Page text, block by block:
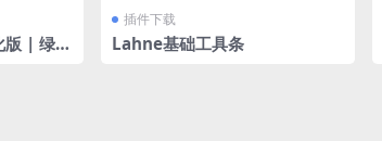
| 绿化
插件下载
Lahne基础工具条